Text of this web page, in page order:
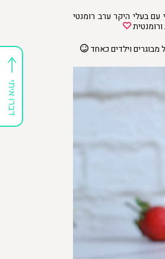
בעלי היקר ערב רומנטי
וילדים כאחד
דברו איתי